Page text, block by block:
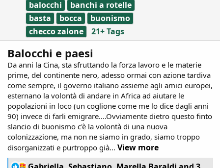
balocchi
banchi a rotelle
basta
bocca
buonismo
checco zalone
21+ Tags
Balocchi e paesi
Da anni la Cina, sta sfruttando la forza lavoro e le materie
prime, del continente nero, adesso ormai con azione tardiva
come sempre, il governo italiano assieme agli amici europei,
esternano la volontà di andare in Africa ad aiutare le
popolazioni in loco (un coglione come me lo dice dagli anni
90) invece di farli emigrare....Ovviamente dietro questo finto
slancio di buonismo c'è la volontà di una nuova
colonizzazione, ma non ne siamo in grado, siamo troppo
disorganizzati e purtroppo già... View more
R